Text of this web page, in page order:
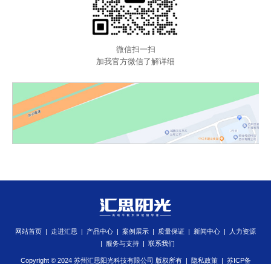
微信扫一扫
加我官方微信了解详细
网站首页 | 走进汇思 | 产品中心 | 案例展示 | 质量保证 | 新闻中心 |
人力资源
|
服务与支持| 联系我们
Copyright © 2024 苏州汇思阳光科技有限公司 版权所有 | 隐私政策| 苏ICP备